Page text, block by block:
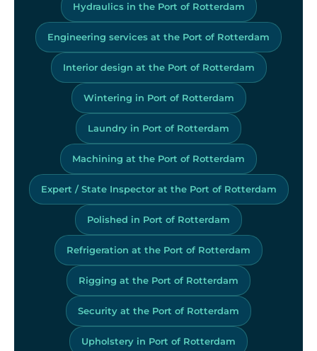
Hydraulics in the Port of Rotterdam
Engineering services at the Port of Rotterdam
Interior design at the Port of Rotterdam
Wintering in Port of Rotterdam
Laundry in Port of Rotterdam
Machining at the Port of Rotterdam
Expert / State Inspector at the Port of Rotterdam
Polished in Port of Rotterdam
Refrigeration at the Port of Rotterdam
Rigging at the Port of Rotterdam
Security at the Port of Rotterdam
Upholstery in Port of Rotterdam